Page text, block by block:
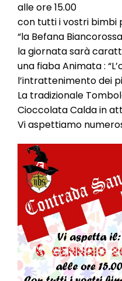
alle ore 15.00
con tutti i vostri bimbi
“la Befana
la giornata sarà
una fiaba Animata :
l’intrattenimento dei
La tradizionale
Cioccolata Calda in
Vi aspettiamo